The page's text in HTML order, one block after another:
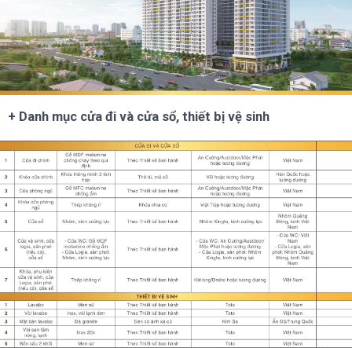
+ Danh mục cửa đi và cửa sổ, thiết bị vệ sinh